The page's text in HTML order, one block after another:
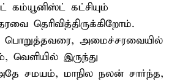
கம்யூனிஸ்ட் கட்சியும்
தெரிவித்திருக்கிறோம்.
பொறுத்தவரை, அமைச்சரவையில்
இருந்து
சமயம், மாநில நலன் சார்ந்த,